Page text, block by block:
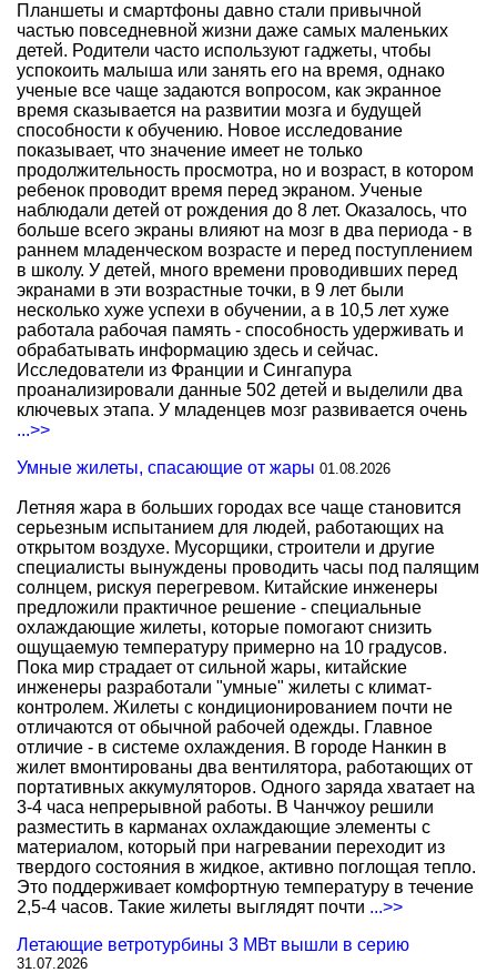
Планшеты и смартфоны давно стали привычной
частью повседневной жизни даже самых маленьких
детей. Родители часто используют гаджеты, чтобы
успокоить малыша или занять его на время, однако
ученые все чаще задаются вопросом, как экранное
время сказывается на развитии мозга и будущей
способности к обучению. Новое исследование
показывает, что значение имеет не только
продолжительность просмотра, но и возраст, в котором
ребенок проводит время перед экраном. Ученые
наблюдали детей от рождения до 8 лет. Оказалось, что
больше всего экраны влияют на мозг в два периода - в
раннем младенческом возрасте и перед поступлением
в школу. У детей, много времени проводивших перед
экранами в эти возрастные точки, в 9 лет были
несколько хуже успехи в обучении, а в 10,5 лет хуже
работала рабочая память - способность удерживать и
обрабатывать информацию здесь и сейчас.
Исследователи из Франции и Сингапура
проанализировали данные 502 детей и выделили два
ключевых этапа. У младенцев мозг развивается очень
...>>
Умные жилеты, спасающие от жары 01.08.2026
Летняя жара в больших городах все чаще становится
серьезным испытанием для людей, работающих на
открытом воздухе. Мусорщики, строители и другие
специалисты вынуждены проводить часы под палящим
солнцем, рискуя перегревом. Китайские инженеры
предложили практичное решение - специальные
охлаждающие жилеты, которые помогают снизить
ощущаемую температуру примерно на 10 градусов.
Пока мир страдает от сильной жары, китайские
инженеры разработали "умные" жилеты с климат-
контролем. Жилеты с кондиционированием почти не
отличаются от обычной рабочей одежды. Главное
отличие - в системе охлаждения. В городе Нанкин в
жилет вмонтированы два вентилятора, работающих от
портативных аккумуляторов. Одного заряда хватает на
3-4 часа непрерывной работы. В Чанчжоу решили
разместить в карманах охлаждающие элементы с
материалом, который при нагревании переходит из
твердого состояния в жидкое, активно поглощая тепло.
Это поддерживает комфортную температуру в течение
2,5-4 часов. Такие жилеты выглядят почти ...>>
Летающие ветротурбины 3 МВт вышли в серию
31.07.2026